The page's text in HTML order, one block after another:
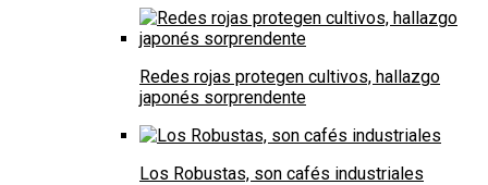
Redes rojas protegen cultivos, hallazgo
japonés sorprendente
Los Robustas, son cafés industriales